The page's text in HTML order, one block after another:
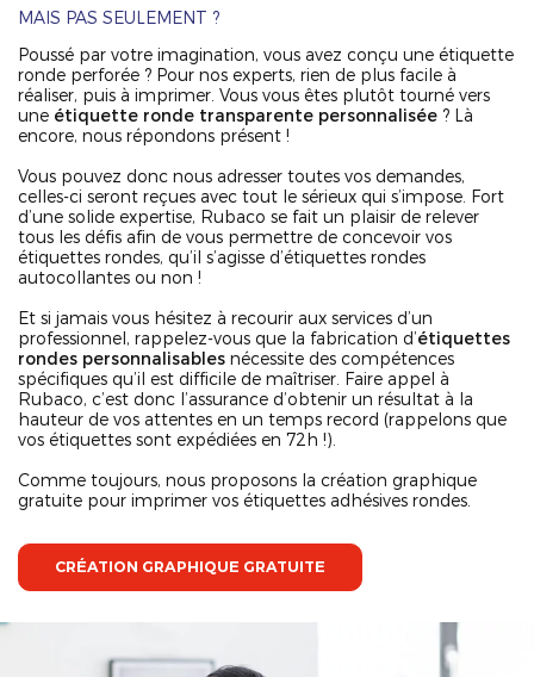
MAIS PAS SEULEMENT ?
Poussé par votre imagination, vous avez conçu une étiquette
ronde perforée ? Pour nos experts, rien de plus facile à
réaliser, puis à imprimer. Vous vous êtes plutôt tourné vers
une étiquette ronde transparente personnalisée ? Là
encore, nous répondons présent !
Vous pouvez donc nous adresser toutes vos demandes,
celles-ci seront reçues avec tout le sérieux qui s’impose. Fort
d’une solide expertise, Rubaco se fait un plaisir de relever
tous les défis afin de vous permettre de concevoir vos
étiquettes rondes, qu’il s’agisse d’étiquettes rondes
autocollantes ou non !
Et si jamais vous hésitez à recourir aux services d’un
professionnel, rappelez-vous que la fabrication d’étiquettes
rondes personnalisables nécessite des compétences
spécifiques qu’il est difficile de maîtriser. Faire appel à
Rubaco, c’est donc l’assurance d’obtenir un résultat à la
hauteur de vos attentes en un temps record (rappelons que
vos étiquettes sont expédiées en 72h !).
Comme toujours, nous proposons la création graphique
gratuite pour imprimer vos étiquettes adhésives rondes.
CRÉATION GRAPHIQUE GRATUITE